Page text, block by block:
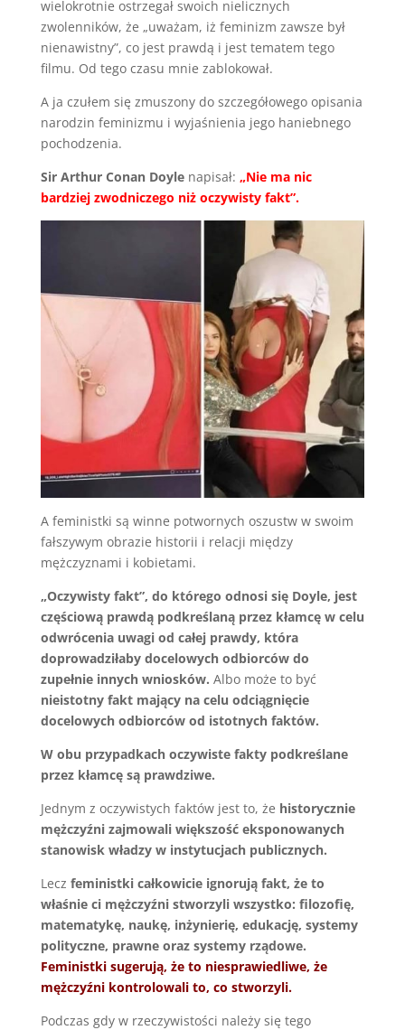
wielokrotnie ostrzegał swoich nielicznych
zwolenników, że „uważam, iż feminizm zawsze był
nienawistny”, co jest prawdą i jest tematem tego
filmu. Od tego czasu mnie zablokował.
A ja czułem się zmuszony do szczegółowego opisania
narodzin feminizmu i wyjaśnienia jego haniebnego
pochodzenia.
Sir Arthur Conan Doylenapisał: „Nie ma nic
bardziej zwodniczego niż oczywisty fakt”.
A feministki są winne potwornych oszustw w swoim
fałszywym obrazie historii i relacji między
mężczyznami i kobietami.
„Oczywisty fakt”, do którego odnosi się Doyle, jest
częściową prawdą podkreślaną przez kłamcę w celu
odwrócenia uwagi od całej prawdy, która
doprowadziłaby docelowych odbiorców do
zupełnie innych wniosków. Albo może to być
nieistotny fakt mający na celu odciągnięcie
docelowych odbiorców od istotnych faktów.
W obu przypadkach oczywiste fakty podkreślane
przez kłamcę są prawdziwe.
Jednym z oczywistych faktów jest to, że historycznie
mężczyźni zajmowali większość eksponowanych
stanowisk władzy w instytucjach publicznych.
Lecz feministki całkowicie ignorują fakt, że to
właśnie ci mężczyźni stworzyli wszystko: filozofię,
matematykę, naukę, inżynierię, edukację, systemy
polityczne, prawne oraz systemy rządowe.
Feministki sugerują, że to niesprawiedliwe, że
mężczyźni kontrolowali to, co stworzyli.
Podczas gdy w rzeczywistości należy się tego